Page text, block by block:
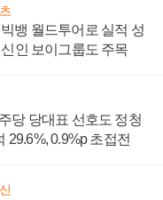
뱅 월드투어로 실적 성
인 보이그룹도 주목
당 당대표 선호도 정청
29.6%, 0.9%p 초접전